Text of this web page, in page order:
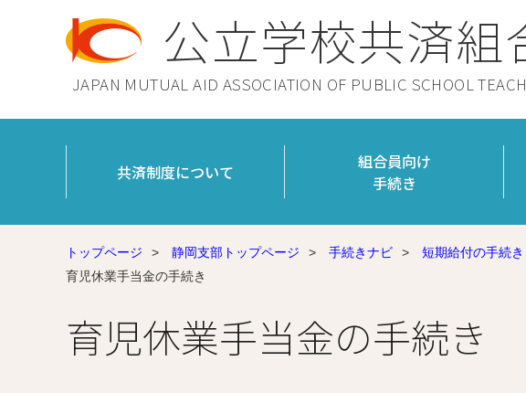
公立学校共済組
JAPAN MUTUAL AID ASSOCIATION OF PUBLIC SCHOOL
共済制度について
組合員向け
手続き
トップページ > 静岡支部トップページ > 手続きナビ > 短期給付の手続き
育児休業手当金の手続き
育児休業手当金の手続き